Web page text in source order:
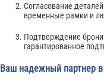
Согласование
временные рамки и
Подтверждение
гарантированное
Ваш надежный партнер в